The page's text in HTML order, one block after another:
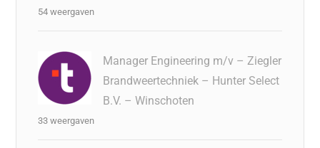
54 weergaven
Manager Engineering m/v – Ziegler
Brandweertechniek – Hunter Select
B.V. – Winschoten
33 weergaven